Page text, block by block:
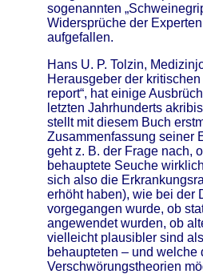
sogenannten
Widersprüche der
aufgefallen.
Hans U. P. Tolzin,
Herausgeber der kritischen
report“, hat einige
letzten Jahrhunderts
stellt mit diesem Buch
Zusammenfassung seiner
geht z. B. der Frage nach,
behauptete Seuche
sich also die
erhöht haben), wie bei der
vorgegangen wurde, ob
angewendet wurden, ob
vielleicht plausibler sind als
behaupteten – und welche
Verschwörungstheorien